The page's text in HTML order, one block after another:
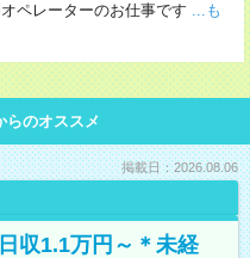
ペレーターのお仕事です ...も
らのオススメ
掲載日：2026.08.06
収1.1万円～＊未経